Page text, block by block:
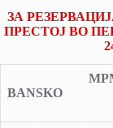
ЗА
ПРЕСТОЈ ВО
BANSKO